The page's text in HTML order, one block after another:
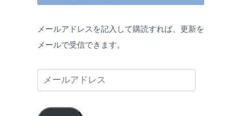
メールアドレスを記入して購読すれば、更新を
メールで受信できます。